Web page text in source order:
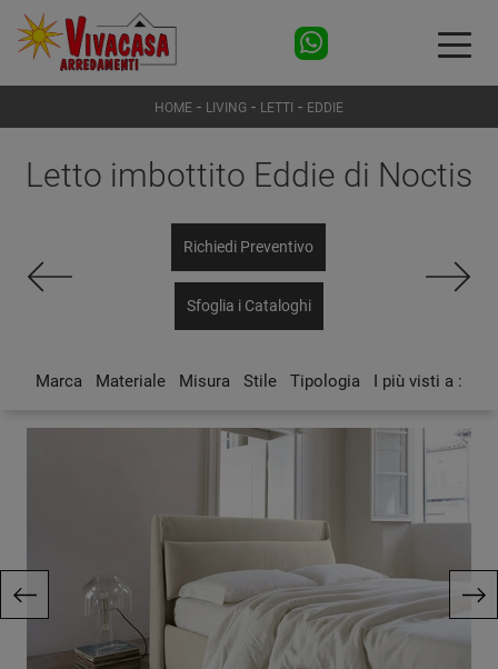
HOME - LIVING - LETTI - EDDIE
Letto imbottito Eddie di Noctis
Richiedi Preventivo
Sfoglia i Cataloghi
Marca Materiale Misura Stile Tipologia I più visti a :